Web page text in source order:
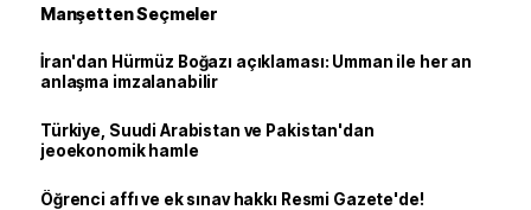
Manşetten Seçmeler
İran'dan Hürmüz Boğazı açıklaması: Umman ile her an
anlaşma imzalanabilir
Türkiye, Suudi Arabistan ve Pakistan'dan
jeoekonomik hamle
Öğrenci affı ve ek sınav hakkı Resmi Gazete'de!